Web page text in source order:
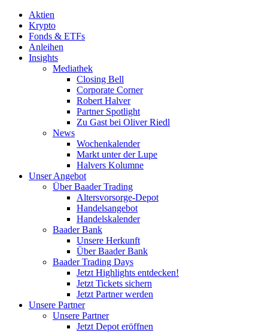
Aktien
Krypto
Fonds & ETFs
Anleihen
Insights
Mediathek
Closing Bell
Corporate Corner
Robert Halver
Partner Spotlight
Zu Gast bei Oliver Riedl
News
Wochenkalender
Markt unter der Lupe
Halvers Kolumne
Unser Angebot
Über Baader Trading
Altersvorsorge-Depot
Handelsangebot
Handelskalender
Baader Bank
Unsere Herkunft
Über Baader Bank
Baader Trading Days
Jetzt Highlights entdecken!
Jetzt Tickets sichern
Jetzt Partner werden
Unsere Partner
Unsere Partner
Jetzt Depot eröffnen